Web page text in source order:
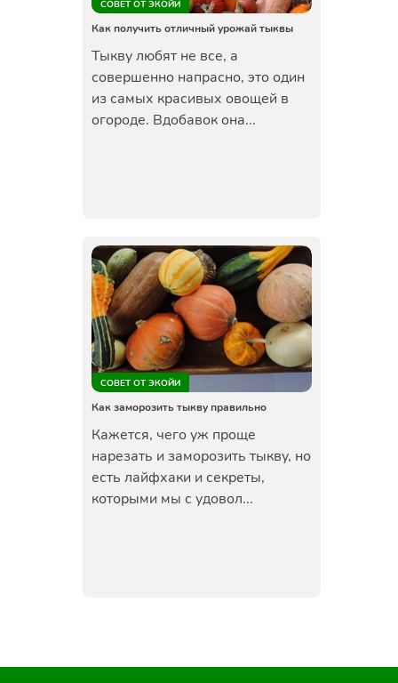
СОВЕТ ОТ ЭКОЙИ
Как получить отличный урожай тыквы
Тыкву любят не все, а
совершенно напрасно, это один
из самых красивых овощей в
огороде. Вдобавок она...
СОВЕТ ОТ ЭКОЙИ
Как заморозить тыкву правильно
Кажется, чего уж проще
нарезать и заморозить тыкву, но
есть лайфхаки и секреты,
которыми мы с удовол...